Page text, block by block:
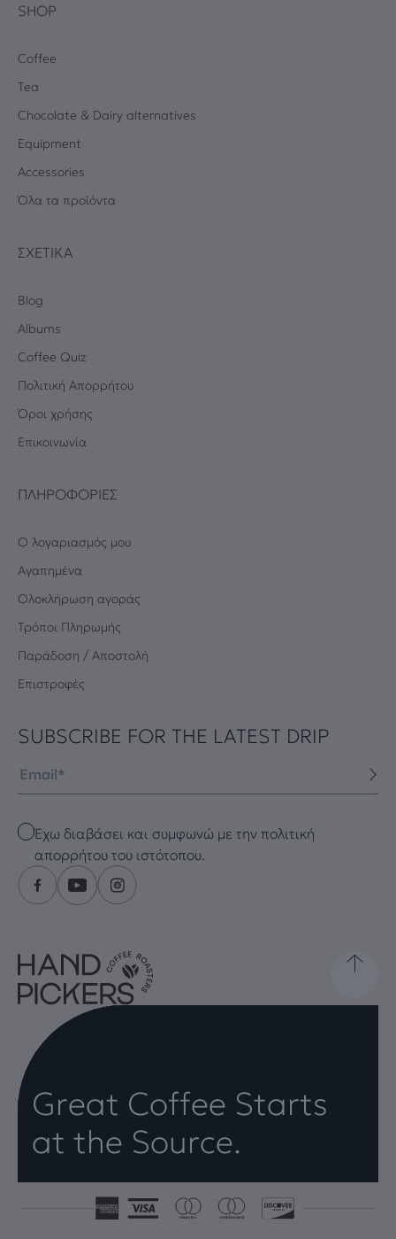
SHOP
Coffee
Tea
Chocolate & Dairy alternatives
Equipment
Accessories
Όλα τα προϊόντα
ΣΧΕΤΙΚΆ
Blog
Albums
Coffee Quiz
Πολιτική Απορρήτου
Όροι χρήσης
Επικοινωνία
ΠΛΗΡΟΦΟΡΊΕΣ
Ο λογαριασμός μου
Αγαπημένα
Oλοκλήρωση αγοράς
Τρόποι Πληρωμής
Παράδοση / Αποστολή
Επιστροφές
SUBSCRIBE FOR THE LATEST DRIP
Checkbox
Έχω διαβάσει και συμφωνώ με την πολιτική
απορρήτου του ιστότοπου.
Great Coffee Starts
at the Source.